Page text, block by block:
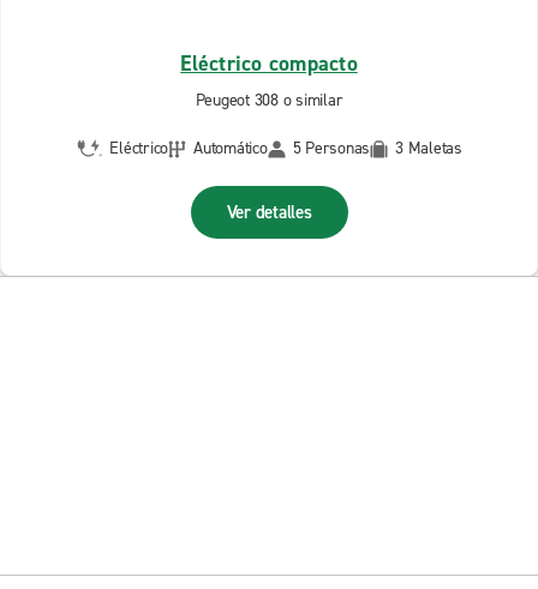
Eléctrico compacto
Peugeot 308 o similar
Eléctrico Automático 5 Personas 3 Maletas
Ver detalles